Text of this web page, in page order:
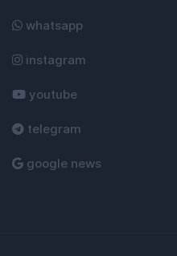
whatsapp
instagram
youtube
telegram
google news